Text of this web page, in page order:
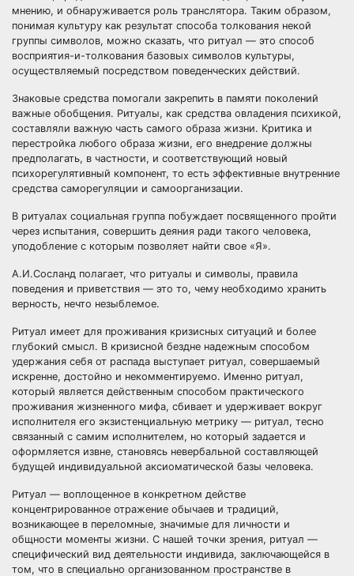
мнению, и обнаруживается роль транслятора. Таким образом,
понимая культуру как результат способа толкования некой
группы символов, можно сказать, что ритуал — это способ
восприятия-и-толкования базовых символов культуры,
осуществляемый посредством поведенческих действий.
Знаковые средства помогали закрепить в памяти поколений
важные обобщения. Ритуалы, как средства овладения психикой,
составляли важную часть самого образа жизни. Критика и
перестройка любого образа жизни, его внедрение должны
предполагать, в частности, и соответствующий новый
психорегулятивный компонент, то есть эффективные внутренние
средства саморегуляции и самоорганизации.
В ритуалах социальная группа побуждает посвященного пройти
через испытания, совершить деяния ради такого человека,
уподобление с которым позволяет найти свое «Я».
А.И.Сосланд полагает, что ритуалы и символы, правила
поведения и приветствия — это то, чему необходимо хранить
верность, нечто незыблемое.
Ритуал имеет для проживания кризисных ситуаций и более
глубокий смысл. В кризисной бездне надежным способом
удержания себя от распада выступает ритуал, совершаемый
искренне, достойно и некомментируемо. Именно ритуал,
который является действенным способом практического
проживания жизненного мифа, сбивает и удерживает вокруг
исполнителя его экзистенциальную метрику — ритуал, тесно
связанный с самим исполнителем, но который задается и
оформляется извне, становясь невербальной составляющей
будущей индивидуальной аксиоматической базы человека.
Ритуал — воплощенное в конкретном действе
концентрированное отражение обычаев и традиций,
возникающее в переломные, значимые для личности и
общности моменты жизни. С нашей точки зрения, ритуал —
специфический вид деятельности индивида, заключающейся в
том, что в специально организованном пространстве в